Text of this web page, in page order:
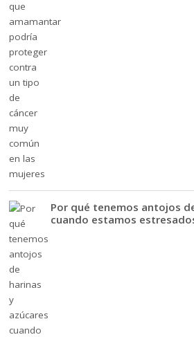
Por qué tenemos antojos
cuando estamos